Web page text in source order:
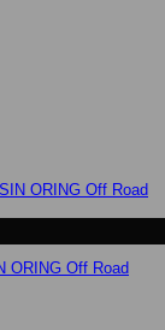
ORING Off Road